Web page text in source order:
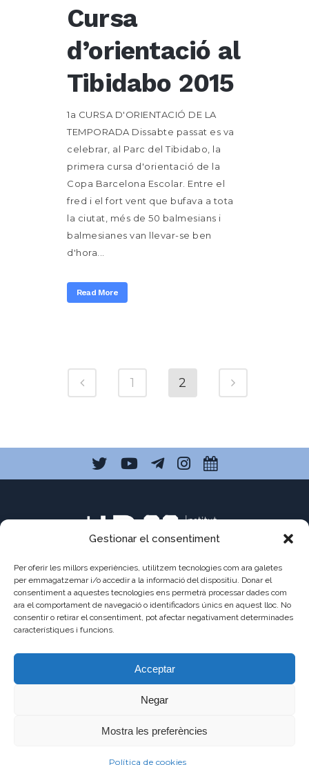
Gestionar el consentiment
Per oferir les millors experiències, utilitzem tecnologies com ara galetes
per emmagatzemar i/o accedir a la informació del dispositiu. Donar el
consentiment a aquestes tecnologies ens permetrà processar dades com
ara el comportament de navegació o identificadors únics en aquest lloc. No
consentir o retirar el consentiment, pot afectar negativament determinades
característiques i funcions.
Acceptar
Negar
Mostra les preferències
Política de cookies
Cursa
d’orientació al
Tibidabo 2015
1a CURSA D'ORIENTACIÓ DE LA
TEMPORADA Dissabte passat es va
celebrar, al Parc del Tibidabo, la
primera cursa d'orientació de la
Copa Barcelona Escolar. Entre el
fred i el fort vent que bufava a tota
la ciutat, més de 50 balmesians i
balmesianes van llevar-se ben
d'hora...
Read More
1 2
C/ Pau Claris 121
08009 Barcelona
93 487 03 01